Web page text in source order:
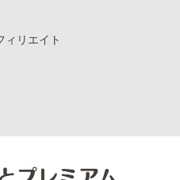
ィリエイト